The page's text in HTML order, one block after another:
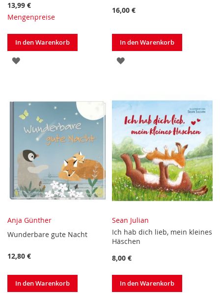
13,99 €
Mengenpreise
In den Warenkorb
ZUR
16,00 €
In den Warenkorb
ZUR
Anja Günther
Wunderbare gute Nacht
12,80 €
In den Warenkorb
Sean Julian
Ich hab dich lieb, mein kleines
Häschen
8,00 €
In den Warenkorb